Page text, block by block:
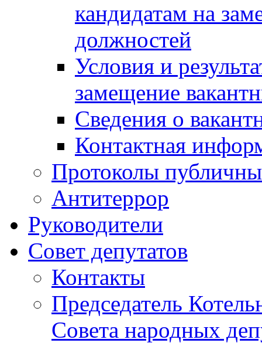
кандидатам на
должностей
Условия и
замещение
Сведения о
Контактная
Протоколы
Антитеррор
Руководители
Совет депутатов
Контакты
Председатель
Совета народных